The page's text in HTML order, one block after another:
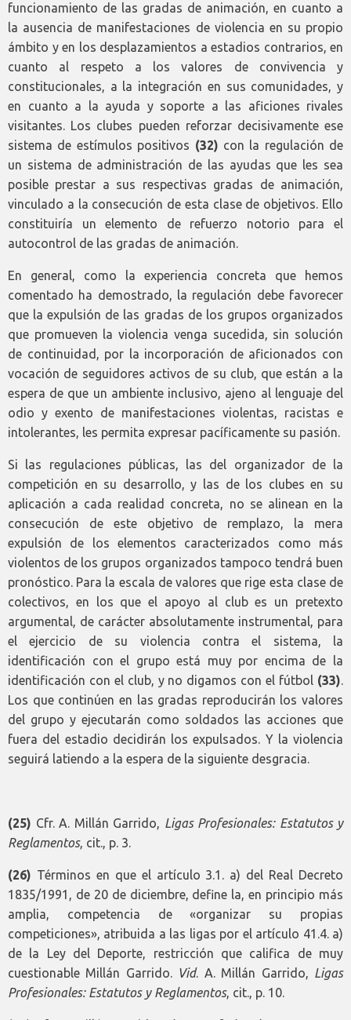
funcionamiento de las gradas de animación, en cuanto a
la ausencia de manifestaciones de violencia en su propio
ámbito y en los desplazamientos a estadios contrarios, en
cuanto al respeto a los valores de convivencia y
constitucionales, a la integración en sus comunidades, y
en cuanto a la ayuda y soporte a las aficiones rivales
visitantes. Los clubes pueden reforzar decisivamente ese
sistema de estímulos positivos (32) con la regulación de
un sistema de administración de las ayudas que les sea
posible prestar a sus respectivas gradas de animación,
vinculado a la consecución de esta clase de objetivos. Ello
constituiría un elemento de refuerzo notorio para el
autocontrol de las gradas de animación.
En general, como la experiencia concreta que hemos
comentado ha demostrado, la regulación debe favorecer
que la expulsión de las gradas de los grupos organizados
que promueven la violencia venga sucedida, sin solución
de continuidad, por la incorporación de aficionados con
vocación de seguidores activos de su club, que están a la
espera de que un ambiente inclusivo, ajeno al lenguaje del
odio y exento de manifestaciones violentas, racistas e
intolerantes, les permita expresar pacíficamente su pasión.
Si las regulaciones públicas, las del organizador de la
competición en su desarrollo, y las de los clubes en su
aplicación a cada realidad concreta, no se alinean en la
consecución de este objetivo de remplazo, la mera
expulsión de los elementos caracterizados como más
violentos de los grupos organizados tampoco tendrá buen
pronóstico. Para la escala de valores que rige esta clase de
colectivos, en los que el apoyo al club es un pretexto
argumental, de carácter absolutamente instrumental, para
el ejercicio de su violencia contra el sistema, la
identificación con el grupo está muy por encima de la
identificación con el club, y no digamos con el fútbol (33).
Los que continúen en las gradas reproducirán los valores
del grupo y ejecutarán como soldados las acciones que
fuera del estadio decidirán los expulsados. Y la violencia
seguirá latiendo a la espera de la siguiente desgracia.
(25) Cfr. A. Millán Garrido, Ligas Profesionales: Estatutos y
Reglamentos, cit., p. 3.
(26) Términos en que el artículo 3.1. a) del Real Decreto
1835/1991, de 20 de diciembre, define la, en principio más
amplia, competencia de «organizar su propias
competiciones», atribuida a las ligas por el artículo 41.4. a)
de la Ley del Deporte, restricción que califica de muy
cuestionable Millán Garrido. Vid. A. Millán Garrido, Ligas
Profesionales: Estatutos y Reglamentos, cit., p. 10.